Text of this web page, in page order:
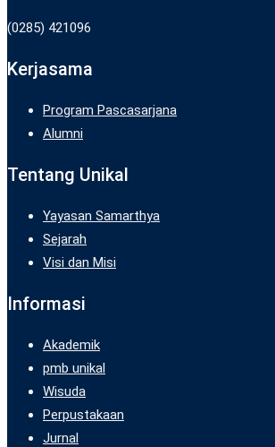
(0285) 421096
Kerjasama
Program Pascasarjana
Alumni
Tentang Unikal
Yayasan Samarthya
Sejarah
Visi dan Misi
Informasi
Akademik
pmb unikal
Wisuda
Perpustakaan
Jurnal